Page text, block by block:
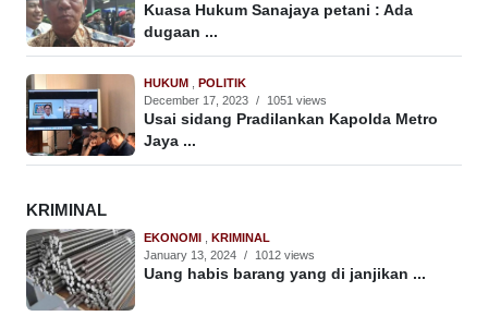
Kuasa Hukum Sanajaya petani : Ada
dugaan ...
HUKUM
POLITIK
December 17, 2023 / 1051 views
Usai sidang Pradilankan Kapolda Metro
Jaya ...
KRIMINAL
EKONOMI
KRIMINAL
January 13, 2024 / 1012 views
Uang habis barang yang di janjikan ...